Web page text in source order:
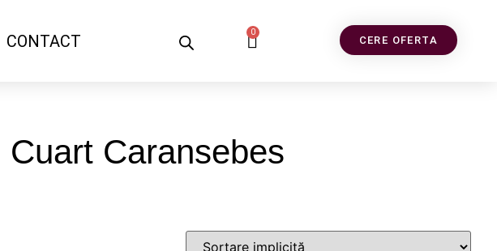
CONTACT 0
CERE OFERTA
Caransebes